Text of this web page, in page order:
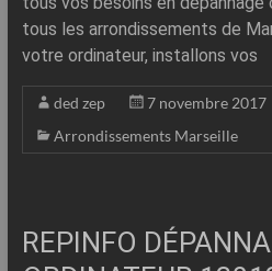
tous les arrondissements de
votre ordinateur, installons vos
ded zep
7 novembre 2017
Arrondissements Marseille
REPINFO